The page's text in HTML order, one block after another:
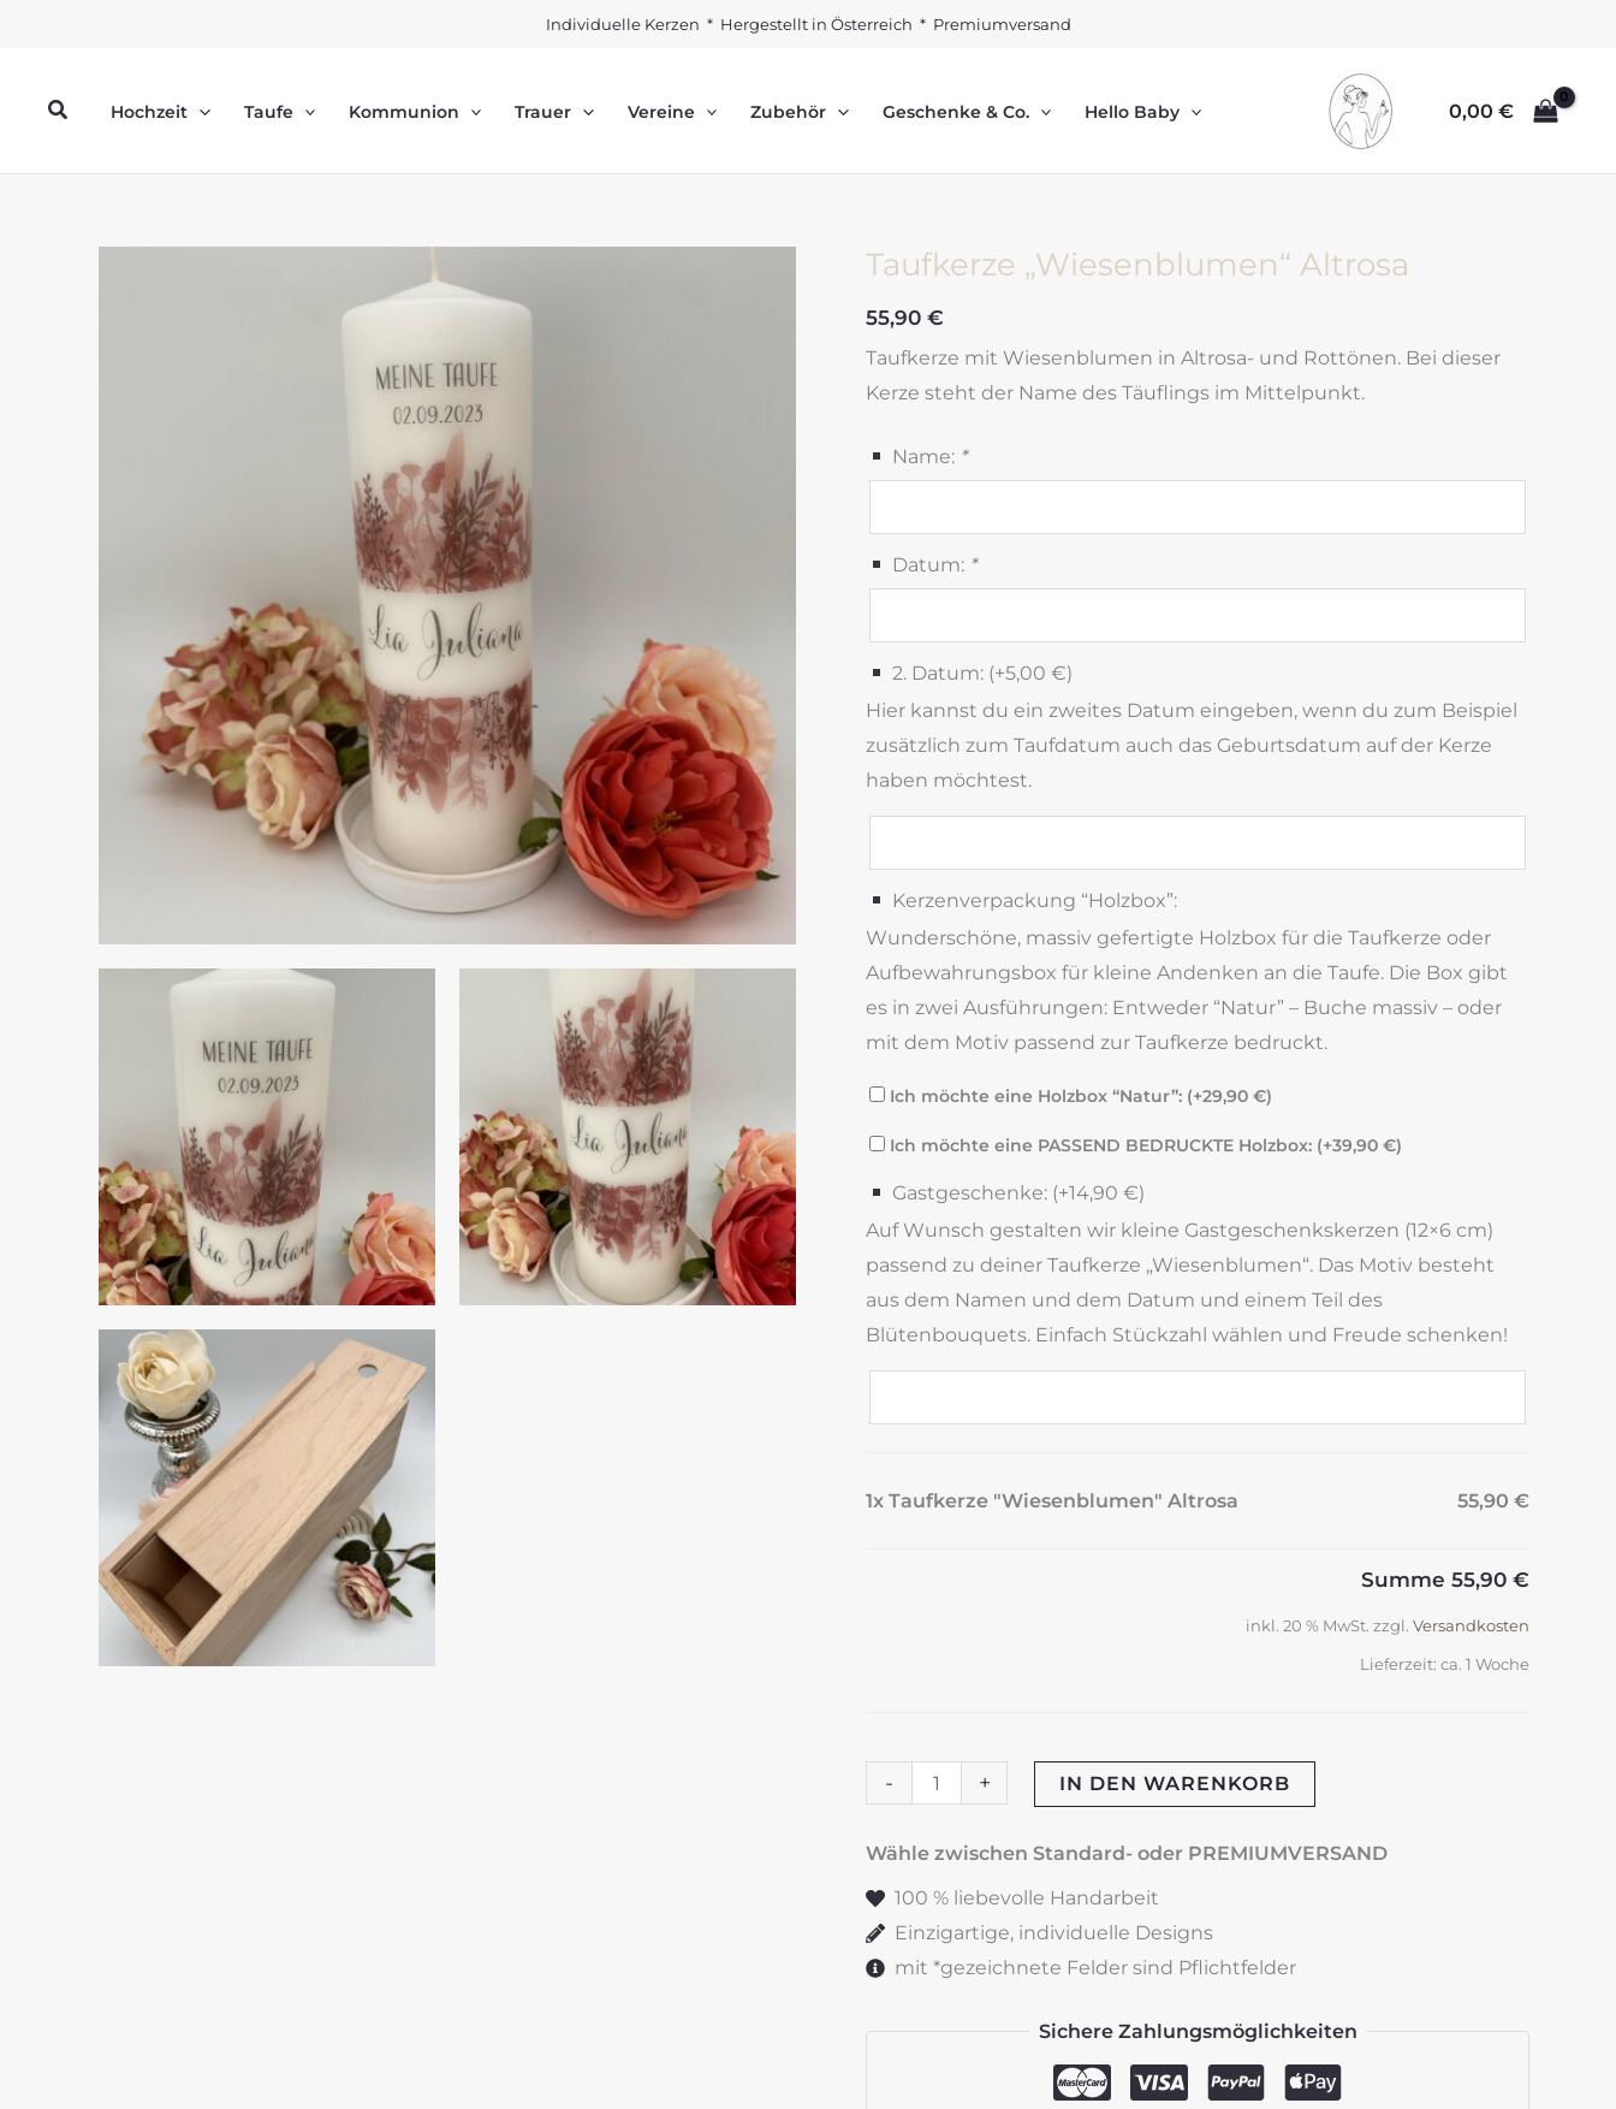
Individuelle Kerzen * Hergestellt in Österreich * Premiumversand
SuchenHochzeit Taufe Kommunion Trauer Vereine Zubehör Geschenke & Co. Hello Baby 0,00 €
Taufkerze „Wiesenblumen“ Altrosa
55,90 €
Taufkerze mit Wiesenblumen in Altrosa- und Rottönen. Bei dieser
Kerze steht der Name des Täuflings im Mittelpunkt.
Name: *
Datum: *
2. Datum: (+5,00€)
Hier kannst du ein zweites Datum eingeben, wenn du zum Beispiel
zusätzlich zum Taufdatum auch das Geburtsdatum auf der Kerze
haben möchtest.
Kerzenverpackung “Holzbox”:
Wunderschöne, massiv gefertigte Holzbox für die Taufkerze oder
Aufbewahrungsbox für kleine Andenken an die Taufe. Die Box gibt
es in zwei Ausführungen: Entweder “Natur” – Buche massiv – oder
mit dem Motiv passend zur Taufkerze bedruckt.
Ich möchte eine Holzbox “Natur”: (+29,90 €)
Ich möchte eine PASSEND BEDRUCKTE Holzbox: (+39,90 €)
Gastgeschenke: (+14,90€)
Auf Wunsch gestalten wir kleine Gastgeschenkskerzen (12×6 cm)
passend zu deiner Taufkerze „Wiesenblumen“. Das Motiv besteht
aus dem Namen und dem Datum und einem Teil des
Blütenbouquets. Einfach Stückzahl wählen und Freude schenken!
1x Taufkerze "Wiesenblumen" Altrosa 55,90 €
Summe 55,90 €
inkl. 20 % MwSt. zzgl. Versandkosten
Lieferzeit: ca. 1 Woche
-
Taufkerze
Altrosa
+ IN DEN WARENKORB
Wähle zwischen Standard- oder PREMIUMVERSAND
100 % liebevolle Handarbeit
Einzigartige, individuelle Designs
mit *gezeichnete Felder sind Pflichtfelder
Sichere Zahlungsmöglichkeiten